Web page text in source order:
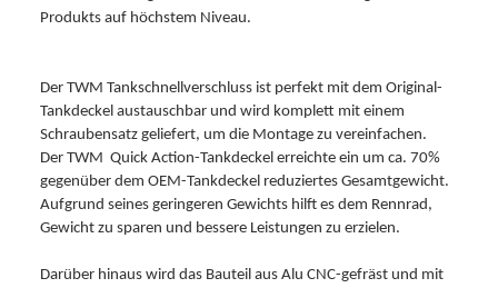
Produkts auf höchstem Niveau.
Der TWM Tankschnellverschluss ist perfekt mit dem Original-
Tankdeckel austauschbar und wird komplett mit einem
Schraubensatz geliefert, um die Montage zu vereinfachen.
Der TWM Quick Action-Tankdeckel erreichte ein um ca. 70%
gegenüber dem OEM-Tankdeckel reduziertes Gesamtgewicht.
Aufgrund seines geringeren Gewichts hilft es dem Rennrad,
Gewicht zu sparen und bessere Leistungen zu erzielen.
Darüber hinaus wird das Bauteil aus Alu CNC-gefräst und mit